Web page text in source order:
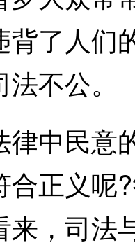
背了人们
不公。
中民意
合正义呢
来，司法